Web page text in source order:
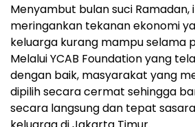
Menyambut bulan suci Ramadan,
meringankan tekanan ekonomi
keluarga kurang mampu selama
Melalui YCAB Foundation yang
dengan baik, masyarakat yang
dipilih secara cermat sehingga
secara langsung dan tepat